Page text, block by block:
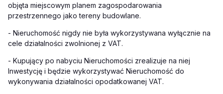
objęta miejscowym planem zagospodarowania
przestrzennego jako tereny budowlane.
- Nieruchomość nigdy nie była wykorzystywana wyłącznie na
cele działalności zwolnionej z VAT.
- Kupujący po nabyciu Nieruchomości zrealizuje na niej
Inwestycję i będzie wykorzystywać Nieruchomość do
wykonywania działalności opodatkowanej VAT.